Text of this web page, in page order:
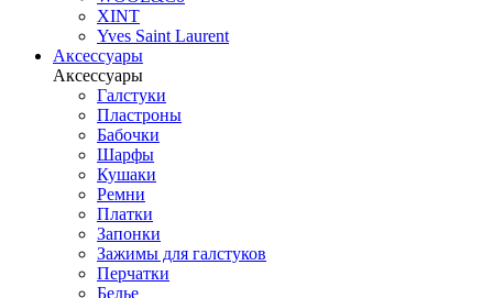
XINT
Yves Saint Laurent
Аксессуары
Аксессуары
Галстуки
Пластроны
Бабочки
Шарфы
Кушаки
Ремни
Платки
Запонки
Зажимы для галстуков
Перчатки
Белье